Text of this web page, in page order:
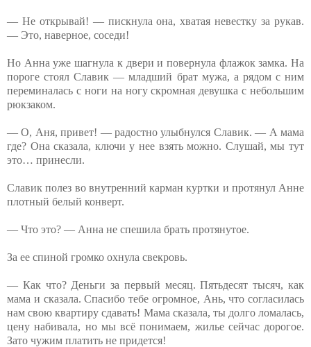
— Не открывай! — пискнула она, хватая невестку за рукав.
— Это, наверное, соседи!
Но Анна уже шагнула к двери и повернула флажок замка. На
пороге стоял Славик — младший брат мужа, а рядом с ним
переминалась с ноги на ногу скромная девушка с небольшим
рюкзаком.
— О, Аня, привет! — радостно улыбнулся Славик. — А мама
где? Она сказала, ключи у нее взять можно. Слушай, мы тут
это… принесли.
Славик полез во внутренний карман куртки и протянул Анне
плотный белый конверт.
— Что это? — Анна не спешила брать протянутое.
За ее спиной громко охнула свекровь.
— Как что? Деньги за первый месяц. Пятьдесят тысяч, как
мама и сказала. Спасибо тебе огромное, Ань, что согласилась
нам свою квартиру сдавать! Мама сказала, ты долго ломалась,
цену набивала, но мы всё понимаем, жилье сейчас дорогое.
Зато чужим платить не придется!